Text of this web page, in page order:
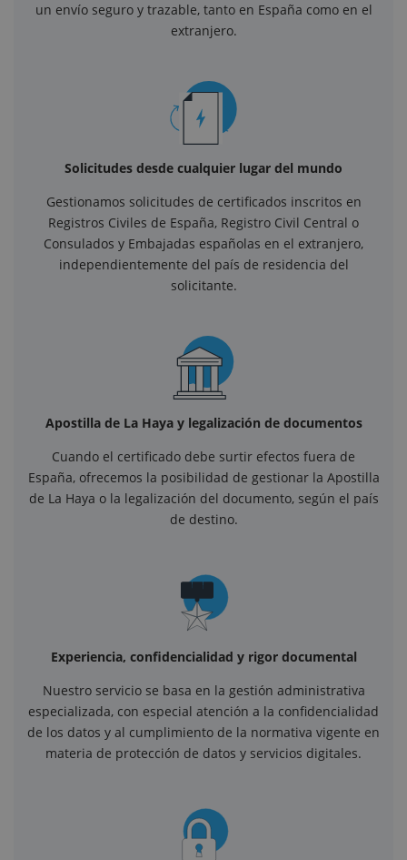
un envío seguro y trazable, tanto en España como en el
extranjero.
Solicitudes desde cualquier lugar del mundo
Gestionamos solicitudes de certificados inscritos en
Registros Civiles de España, Registro Civil Central o
Consulados y Embajadas españolas en el extranjero,
independientemente del país de residencia del
solicitante.
Apostilla de La Haya y legalización de documentos
Cuando el certificado debe surtir efectos fuera de
España, ofrecemos la posibilidad de gestionar la Apostilla
de La Haya o la legalización del documento, según el país
de destino.
Experiencia, confidencialidad y rigor documental
Nuestro servicio se basa en la gestión administrativa
especializada, con especial atención a la confidencialidad
de los datos y al cumplimiento de la normativa vigente en
materia de protección de datos y servicios digitales.